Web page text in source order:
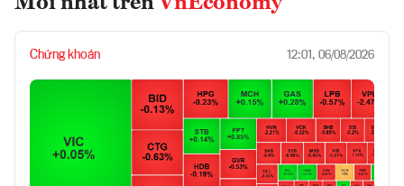
Chứng khoán 12:01, 06/08/2026